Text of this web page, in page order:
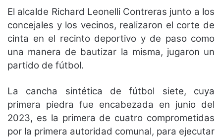
El alcalde Richard Leonelli Contreras junto a los
concejales y los vecinos, realizaron el corte de
cinta en el recinto deportivo y de paso como
una manera de bautizar la misma, jugaron un
partido de fútbol.
La cancha sintética de fútbol siete, cuya
primera piedra fue encabezada en junio del
2023, es la primera de cuatro comprometidas
por la primera autoridad comunal, para ejecutar